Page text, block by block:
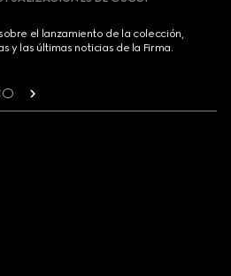
el lanzamiento de la colección,
y las últimas noticias de la Firma.